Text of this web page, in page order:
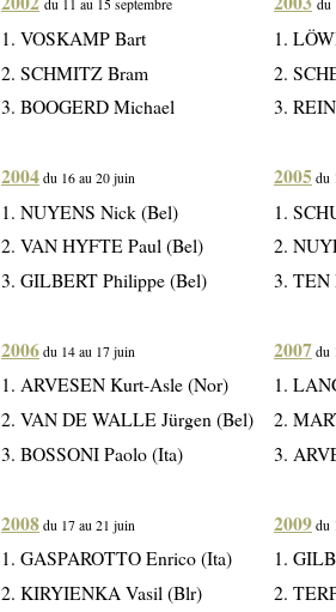
du 11 au 15 septembre
1. VOSKAMP Bart
2. SCHMITZ Bram
3. BOOGERD Michael
2004 du 16 au 20 juin
1. NUYENS Nick (Bel)
2. VAN HYFTE Paul (Bel)
3. GILBERT Philippe (Bel)
2006 du 14 au 17 juin
1. ARVESEN Kurt-Asle (Nor)
2. VAN DE WALLE Jürgen (Bel)
3. BOSSONI Paolo (Ita)
2008 du 17 au 21 juin
1. GASPAROTTO Enrico (Ita)
2. KIRYIENKA Vasil (Blr)
du
1.
2.
3.
2005 du
1.
2.
3. TEN
2007 du
1.
2.
3.
2009 du
1.
2.